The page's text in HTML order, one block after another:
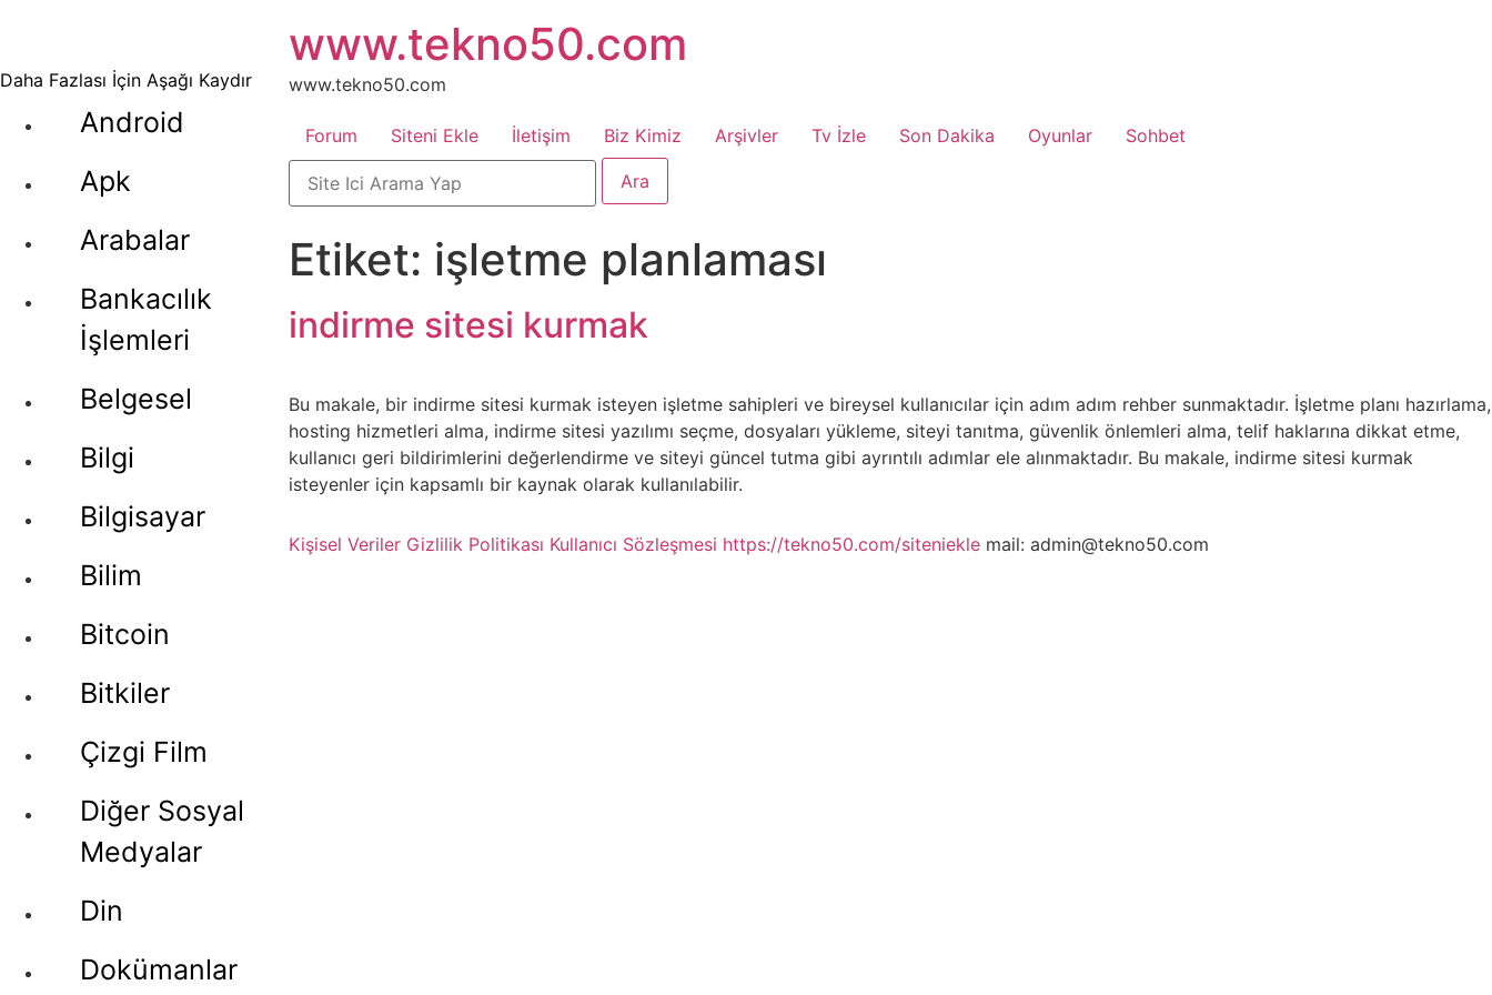
Daha Fazlası İçin Aşağı Kaydır
Android
Apk
Arabalar
Bankacılık
İşlemleri
Belgesel
Bilgi
Bilgisayar
Bilim
Bitcoin
Bitkiler
Çizgi Film
Diğer Sosyal
Medyalar
Din
Dokümanlar
atla
www.tekno50.com
www.tekno50.com
Forum Siteni Ekle İletişim Biz Kimiz Arşivler Tv İzle Son Dakika Oyunlar Sohbet
Etiket: işletme planlaması
indirme sitesi kurmak
Bu makale, bir indirme sitesi kurmak isteyen işletme sahipleri ve bireysel kullanıcılar için adım adım rehber sunmaktadır. İşletme planı hazırlama,
hosting hizmetleri alma, indirme sitesi yazılımı seçme, dosyaları yükleme, siteyi tanıtma, güvenlik önlemleri alma, telif haklarına dikkat etme,
kullanıcı geri bildirimlerini değerlendirme ve siteyi güncel tutma gibi ayrıntılı adımlar ele alınmaktadır. Bu makale, indirme sitesi kurmak
isteyenler için kapsamlı bir kaynak olarak kullanılabilir.
Kişisel Veriler Gizlilik Politikası Kullanıcı Sözleşmesi https://tekno50.com/siteniekle mail: admin@tekno50.com